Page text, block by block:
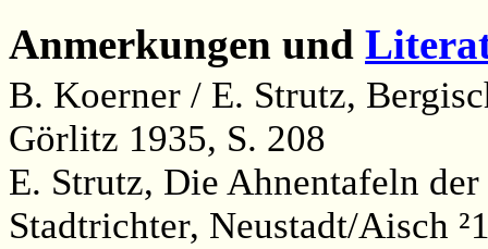
Anmerkungen und
B. Koerner / E. Strutz,
Görlitz 1935, S. 208
E. Strutz, Die Ahnentafeln
Stadtrichter, Neustadt/Aisch